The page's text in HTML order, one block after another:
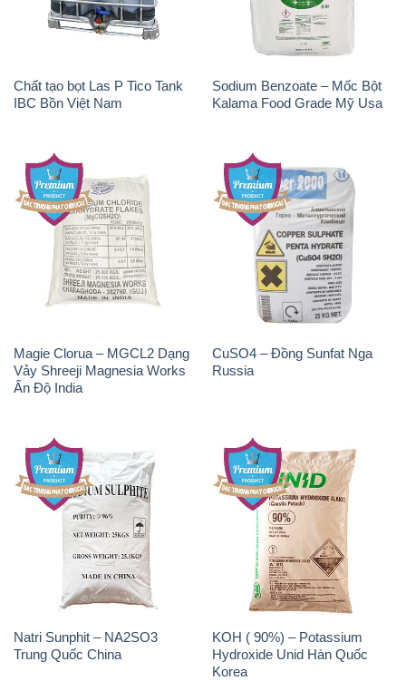
Chất tạo bọt Las P Tico Tank
IBC Bồn Việt Nam
Sodium Benzoate – Mốc Bột
Kalama Food Grade Mỹ Usa
Magie Clorua – MGCL2 Dạng
Vảy Shreeji Magnesia Works
Ấn Độ India
CuSO4 – Đồng Sunfat Nga
Russia
Natri Sunphit – NA2SO3
Trung Quốc China
KOH ( 90%) – Potassium
Hydroxide Unid Hàn Quốc
Korea